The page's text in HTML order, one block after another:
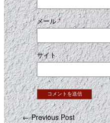
メール*
サイト
← Previous Post